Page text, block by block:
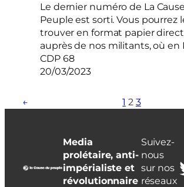
Le dernier numéro de La
Peuple est sorti. Vous pourrez
trouver en format papier
auprès de nos militants, où en
CDP 68
20/03/2023
← 1 2 3
Media
prolétaire, anti-
impérialiste et
révolutionnaire
Suivez-
nous
sur nos
réseaux